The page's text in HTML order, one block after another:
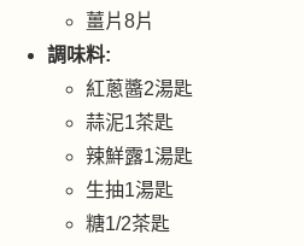
薑片8片
調味料:
紅蔥醬2湯匙
蒜泥1茶匙
辣鮮露1湯匙
生抽1湯匙
糖1/2茶匙